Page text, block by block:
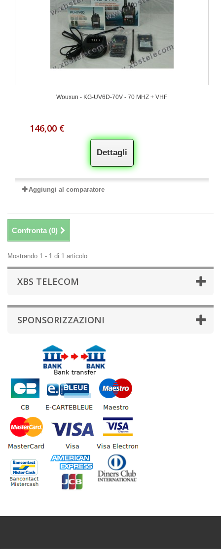
Wouxun - KG-UV6D-70V - 70 MHZ + VHF
146,00 €
Dettagli
Aggiungi al comparatore
Confronta (0)
Mostrando 1 - 1 di 1 articolo
XBS TELECOM
SPONSORIZZAZIONI